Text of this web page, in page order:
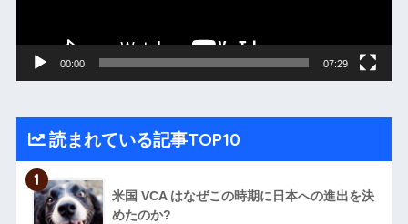
00:00 07:29
読まれている記事TOP10
1
米国 VCA はなぜこの時期に日本への進出を決
めたのか?